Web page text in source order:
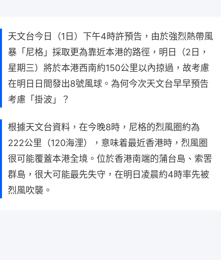
天文台今日（1日）下午4時許預告，由於強烈熱帶風
暴「尼格」採取更為靠近本港的路徑，明日（2日，
星期三）將於本港西南約150公里以內掠過，故考慮
在明日日間發出8號風球。為何今次天文台早早預告
考慮「掛波」？
根據天文台資料，在今晚8時，尼格的烈風圈約為
222公里（120海浬），意味着最近香港時，烈風圈
很可能覆蓋本港全境。位於香港南端的蒲台島、索罟
群島，很大可能最先失守，在明日凌晨約4時率先被
烈風吹襲。